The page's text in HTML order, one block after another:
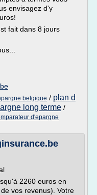
envisagez d'y
fait dans 8 jours
belgique / plan d
long terme /
d'epargne
2260 euros en
vos revenus). Votre